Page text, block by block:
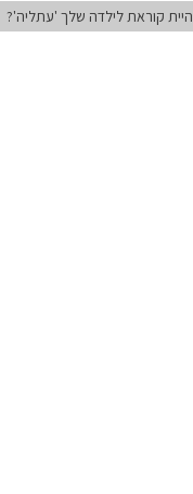
היית קוראת לילדה שלך 'עתליה'?